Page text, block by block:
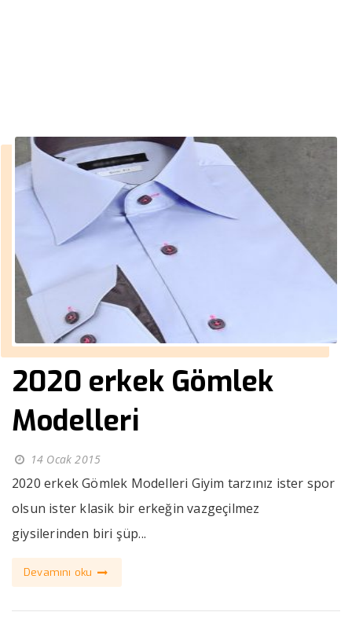
2020 erkek Gömlek
Modelleri
14 Ocak 2015
2020 erkek Gömlek Modelleri Giyim tarzınız ister spor
olsun ister klasik bir erkeğin vazgeçilmez
giysilerinden biri şüp...
Devamını oku